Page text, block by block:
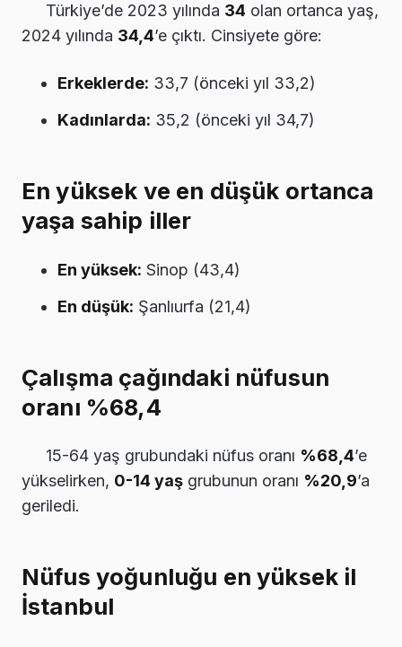
Türkiye’de 2023 yılında 34 olan ortanca yaş,
2024 yılında 34,4’e çıktı. Cinsiyete göre:
Erkeklerde: 33,7 (önceki yıl 33,2)
Kadınlarda: 35,2 (önceki yıl 34,7)
En yüksek ve en düşük ortanca
yaşa sahip iller
En yüksek: Sinop (43,4)
En düşük: Şanlıurfa (21,4)
Çalışma çağındaki nüfusun
oranı %68,4
15-64 yaş grubundaki nüfus oranı %68,4’e
yükselirken, 0-14 yaş grubunun oranı %20,9’a
geriledi.
Nüfus yoğunluğu en yüksek il
İstanbul